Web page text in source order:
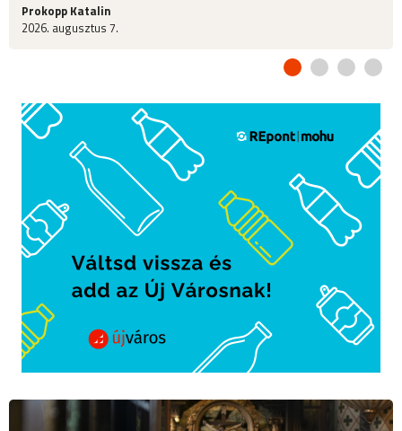
Prokopp Katalin
2026. augusztus 7.